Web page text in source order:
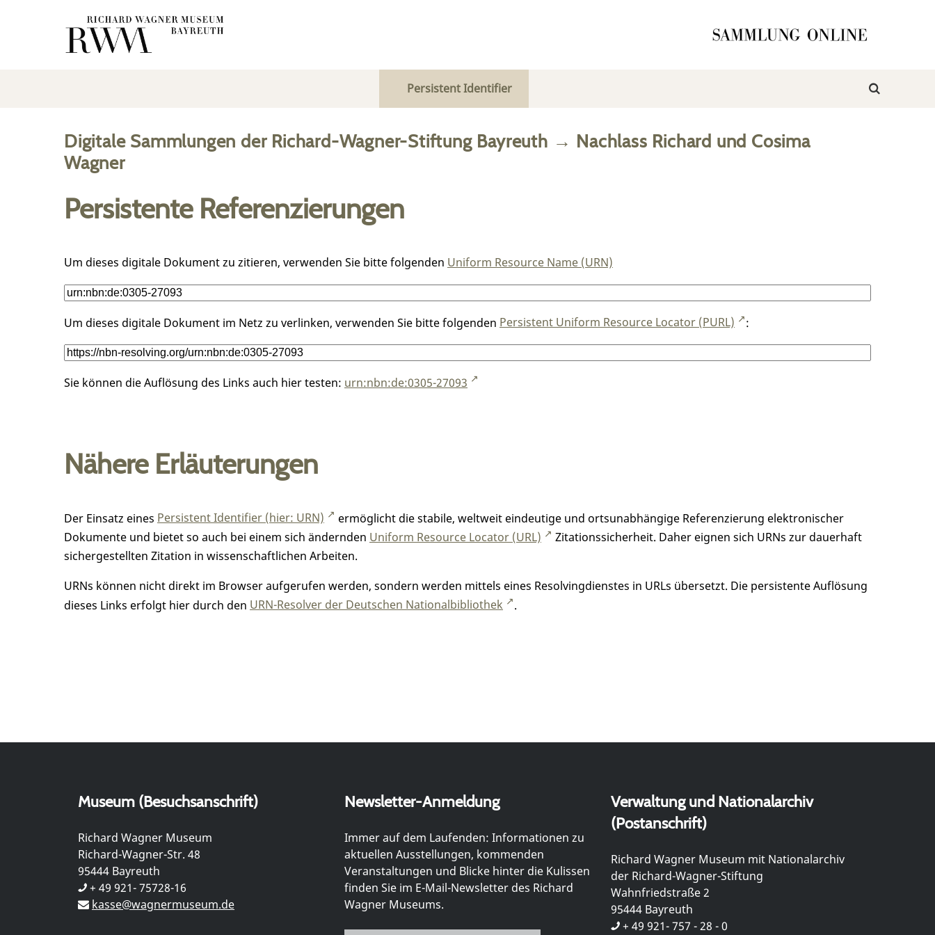
Persistent Identifier
Digitale Sammlungen der Richard-Wagner-Stiftung Bayreuth → Nachlass Richard und Cosima
Wagner
Persistente Referenzierungen
Um dieses digitale Dokument zu zitieren, verwenden Sie bitte folgenden Uniform Resource Name (URN)
Um dieses digitale Dokument im Netz zu verlinken, verwenden Sie bitte folgenden Persistent Uniform Resource Locator (PURL) :
Sie können die Auflösung des Links auch hier testen: urn:nbn:de:0305-27093
Nähere Erläuterungen
Der Einsatz eines Persistent Identifier (hier: URN)
ermöglicht die stabile, weltweit eindeutige und ortsunabhängige Referenzierung elektronischer
Dokumente und bietet so auch bei einem sich ändernden Uniform Resource Locator (URL)
Zitationssicherheit. Daher eignen sich URNs zur dauerhaft
sichergestellten Zitation in wissenschaftlichen Arbeiten.
URNs können nicht direkt im Browser aufgerufen werden, sondern werden mittels eines Resolvingdienstes in URLs übersetzt. Die persistente Auflösung
dieses Links erfolgt hier durch den URN-Resolver der Deutschen Nationalbibliothek .
Museum (Besuchsanschrift)
Richard Wagner Museum
Richard-Wagner-Str. 48
95444 Bayreuth
+ 49 921- 75728-16
kasse@wagnermuseum.de
Newsletter-Anmeldung
Immer auf dem Laufenden: Informationen zu
aktuellen Ausstellungen, kommenden
Veranstaltungen und Blicke hinter die Kulissen
finden Sie im E-Mail-Newsletter des Richard
Wagner Museums.
Verwaltung und Nationalarchiv
(Postanschrift)
Richard Wagner Museum mit Nationalarchiv
der Richard-Wagner-Stiftung
Wahnfriedstraße 2
95444 Bayreuth
+ 49 921- 757 - 28 - 0